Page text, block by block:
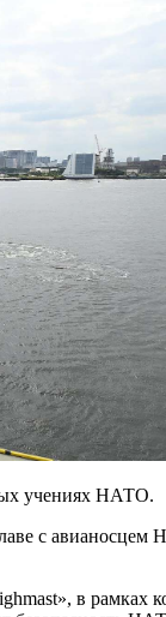
учениях НАТО.
с
в рамках